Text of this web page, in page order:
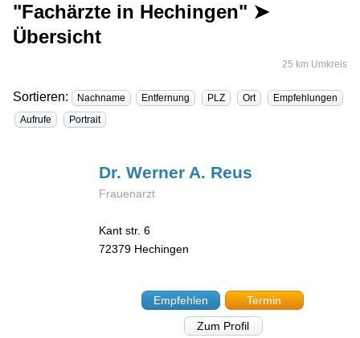
"Fachärzte in Hechingen" ➤
Übersicht
25 km Umkreis
Sortieren: Nachname Entfernung PLZ Ort
Empfehlungen
Aufrufe
Portrait
Dr. Werner A. Reus
Frauenarzt
Kant str. 6
72379 Hechingen
Empfehlen
Termin
Zum Profil